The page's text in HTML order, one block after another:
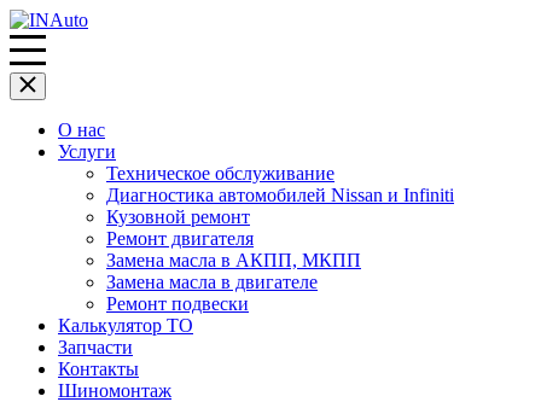
О нас
Услуги
Техническое обслуживание
Диагностика автомобилей Nissan и Infiniti
Кузовной ремонт
Ремонт двигателя
Замена масла в АКПП, МКПП
Замена масла в двигателе
Ремонт подвески
Калькулятор ТО
Запчасти
Контакты
Шиномонтаж